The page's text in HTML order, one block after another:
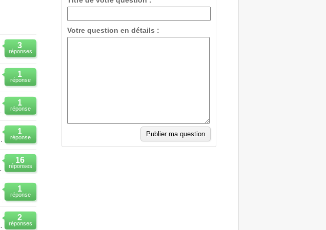
3
réponses
1
réponse
1
réponse
1
réponse
16
réponses
1
réponse
2
réponses
Votre question en détails :